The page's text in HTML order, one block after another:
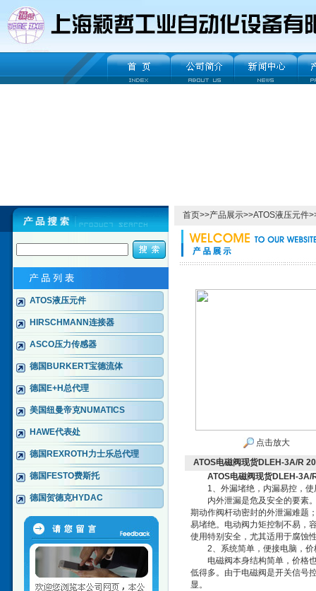
ATOS液压元件
HIRSCHMANN连接器
ASCO压力传感器
德国BURKERT宝德流体
德国E+H总代理
美国纽曼帝克NUMATICS
HAWE代表处
德国REXROTH力士乐总代理
德国FESTO费斯托
德国贺德克HYDAC
首页>>产品展示>>ATOS液压元件
点击放大
ATOS电磁阀现货DLEH-3A/R 20
ATOS电磁阀现货DLEH-3A/
1、外漏堵绝，内漏易控，使
内外泄漏是危及安全的要素。
期动作阀杆动密封的外泄漏难题
易堵绝。电动阀力矩控制不易，
使用特别安全，尤其适用于腐蚀
2、系统简单，便接电脑，价
电磁阀本身结构简单，价格也
低得多。由于电磁阀是开关信号
显。